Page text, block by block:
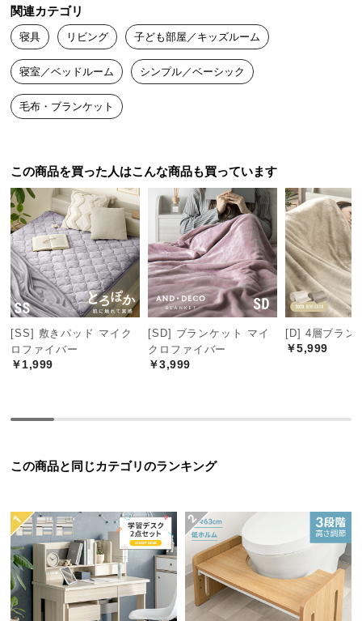
中
型
商
品
の
配
送
い
て
小
型
商
品
の
送
に
て
梱
置
サ
ー
ビ
ス
関連カテゴリ
寝具 リビング 子ども部屋／キッズルーム
寝室／ベッドルーム シンプル／ベーシック
毛布・ブランケット
この商品を買った人はこんな商品も買っています
[SS] 敷きパッド マイク
ロファイバー
￥1,999
[SD] ブランケット マイ
クロファイバー
￥3,999
[D] 4層ブラン
￥5,999
この商品と同じカテゴリのランキング